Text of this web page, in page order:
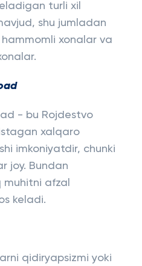
turli xil
shu jumladan
xonalar va
- bu Rojdestvo
xalqaro
imkoniyatdir, chunki
joy. Bundan
afzal
keladi.
qidiryapsizmi yoki